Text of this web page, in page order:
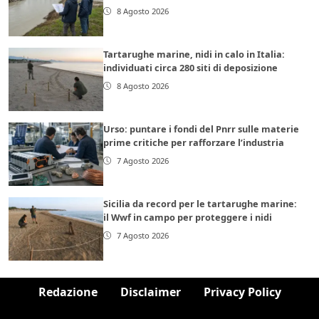
8 Agosto 2026
Tartarughe marine, nidi in calo in Italia:
individuati circa 280 siti di deposizione
8 Agosto 2026
Urso: puntare i fondi del Pnrr sulle materie
prime critiche per rafforzare l’industria
7 Agosto 2026
Sicilia da record per le tartarughe marine:
il Wwf in campo per proteggere i nidi
7 Agosto 2026
Redazione Disclaimer Privacy Policy